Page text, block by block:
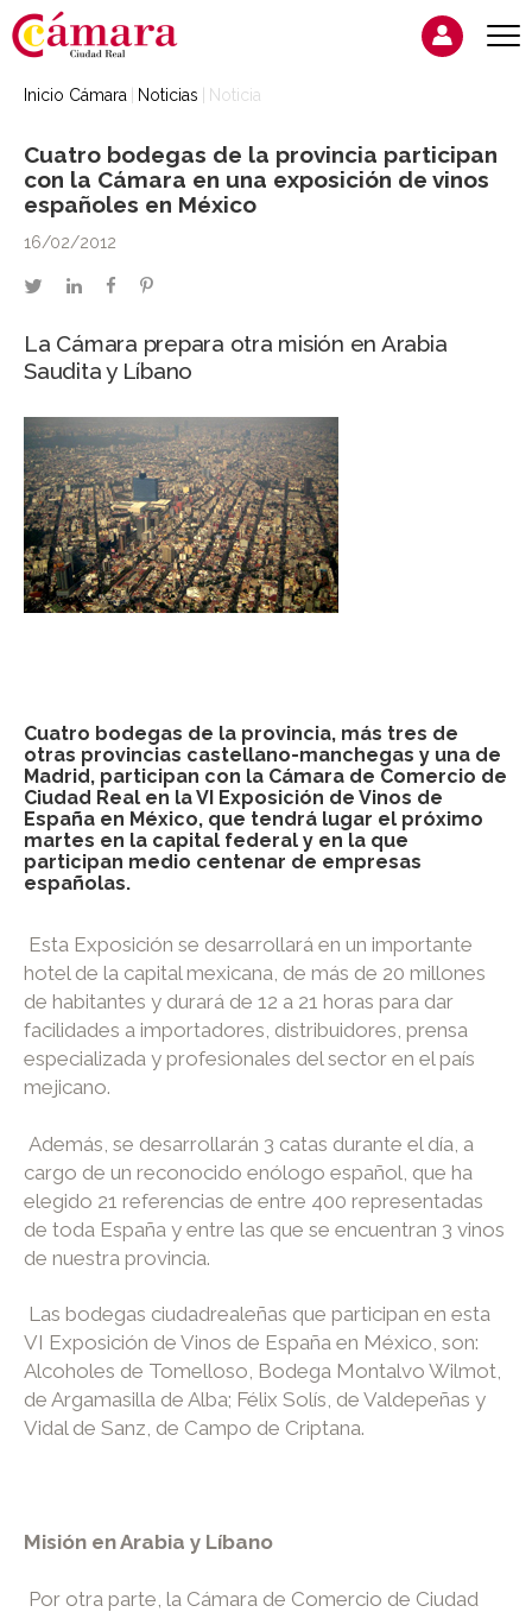
Inicio Cámara Noticias Noticia
Cuatro bodegas de la provincia participan
con la Cámara en una exposición de vinos
españoles en México
16/02/2012
twitterlinkedinfacebookpinterest
La Cámara prepara otra misión en Arabia
Saudita y Líbano
Cuatro bodegas de la provincia, más tres de
otras provincias castellano-manchegas y una de
Madrid, participan con la Cámara de Comercio de
Ciudad Real en la VI Exposición de Vinos de
España en México, que tendrá lugar el próximo
martes en la capital federal y en la que
participan medio centenar de empresas
españolas.
Esta Exposición se desarrollará en un importante
hotel de la capital mexicana, de más de 20 millones
de habitantes y durará de 12 a 21 horas para dar
facilidades a importadores, distribuidores, prensa
especializada y profesionales del sector en el país
mejicano.
Además, se desarrollarán 3 catas durante el día, a
cargo de un reconocido enólogo español, que ha
elegido 21 referencias de entre 400 representadas
de toda España y entre las que se encuentran 3 vinos
de nuestra provincia.
Las bodegas ciudadrealeñas que participan en esta
VI Exposición de Vinos de España en México, son:
Alcoholes de Tomelloso, Bodega Montalvo Wilmot,
de Argamasilla de Alba; Félix Solís, de Valdepeñas y
Vidal de Sanz, de Campo de Criptana.
Misión en Arabia y Líbano
Por otra parte, la Cámara de Comercio de Ciudad